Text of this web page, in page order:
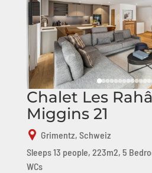
Chalet Les
Miggins 21
Grimentz, Schweiz
Sleeps 13 people, 223m2, 5
WCs